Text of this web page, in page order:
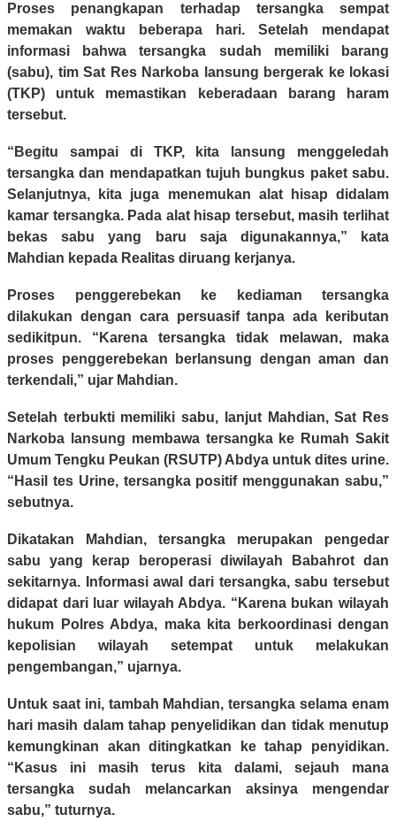
Proses penangkapan terhadap tersangka sempat
memakan waktu beberapa hari. Setelah mendapat
informasi bahwa tersangka sudah memiliki barang
(sabu), tim Sat Res Narkoba lansung bergerak ke lokasi
(TKP) untuk memastikan keberadaan barang haram
tersebut.
“Begitu sampai di TKP, kita lansung menggeledah
tersangka dan mendapatkan tujuh bungkus paket sabu.
Selanjutnya, kita juga menemukan alat hisap didalam
kamar tersangka. Pada alat hisap tersebut, masih terlihat
bekas sabu yang baru saja digunakannya,” kata
Mahdian kepada Realitas diruang kerjanya.
Proses penggerebekan ke kediaman tersangka
dilakukan dengan cara persuasif tanpa ada keributan
sedikitpun. “Karena tersangka tidak melawan, maka
proses penggerebekan berlansung dengan aman dan
terkendali,” ujar Mahdian.
Setelah terbukti memiliki sabu, lanjut Mahdian, Sat Res
Narkoba lansung membawa tersangka ke Rumah Sakit
Umum Tengku Peukan (RSUTP) Abdya untuk dites urine.
“Hasil tes Urine, tersangka positif menggunakan sabu,”
sebutnya.
Dikatakan Mahdian, tersangka merupakan pengedar
sabu yang kerap beroperasi diwilayah Babahrot dan
sekitarnya. Informasi awal dari tersangka, sabu tersebut
didapat dari luar wilayah Abdya. “Karena bukan wilayah
hukum Polres Abdya, maka kita berkoordinasi dengan
kepolisian wilayah setempat untuk melakukan
pengembangan,” ujarnya.
Untuk saat ini, tambah Mahdian, tersangka selama enam
hari masih dalam tahap penyelidikan dan tidak menutup
kemungkinan akan ditingkatkan ke tahap penyidikan.
“Kasus ini masih terus kita dalami, sejauh mana
tersangka sudah melancarkan aksinya mengendar
sabu,” tuturnya.